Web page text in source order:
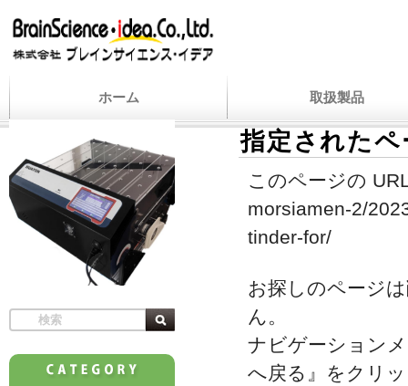
ホーム 取扱製品
指定された
このページの
morsiamen-2/
tinder-for/
お探しのページ
ん。
ナビゲーション
へ戻る』をクリ